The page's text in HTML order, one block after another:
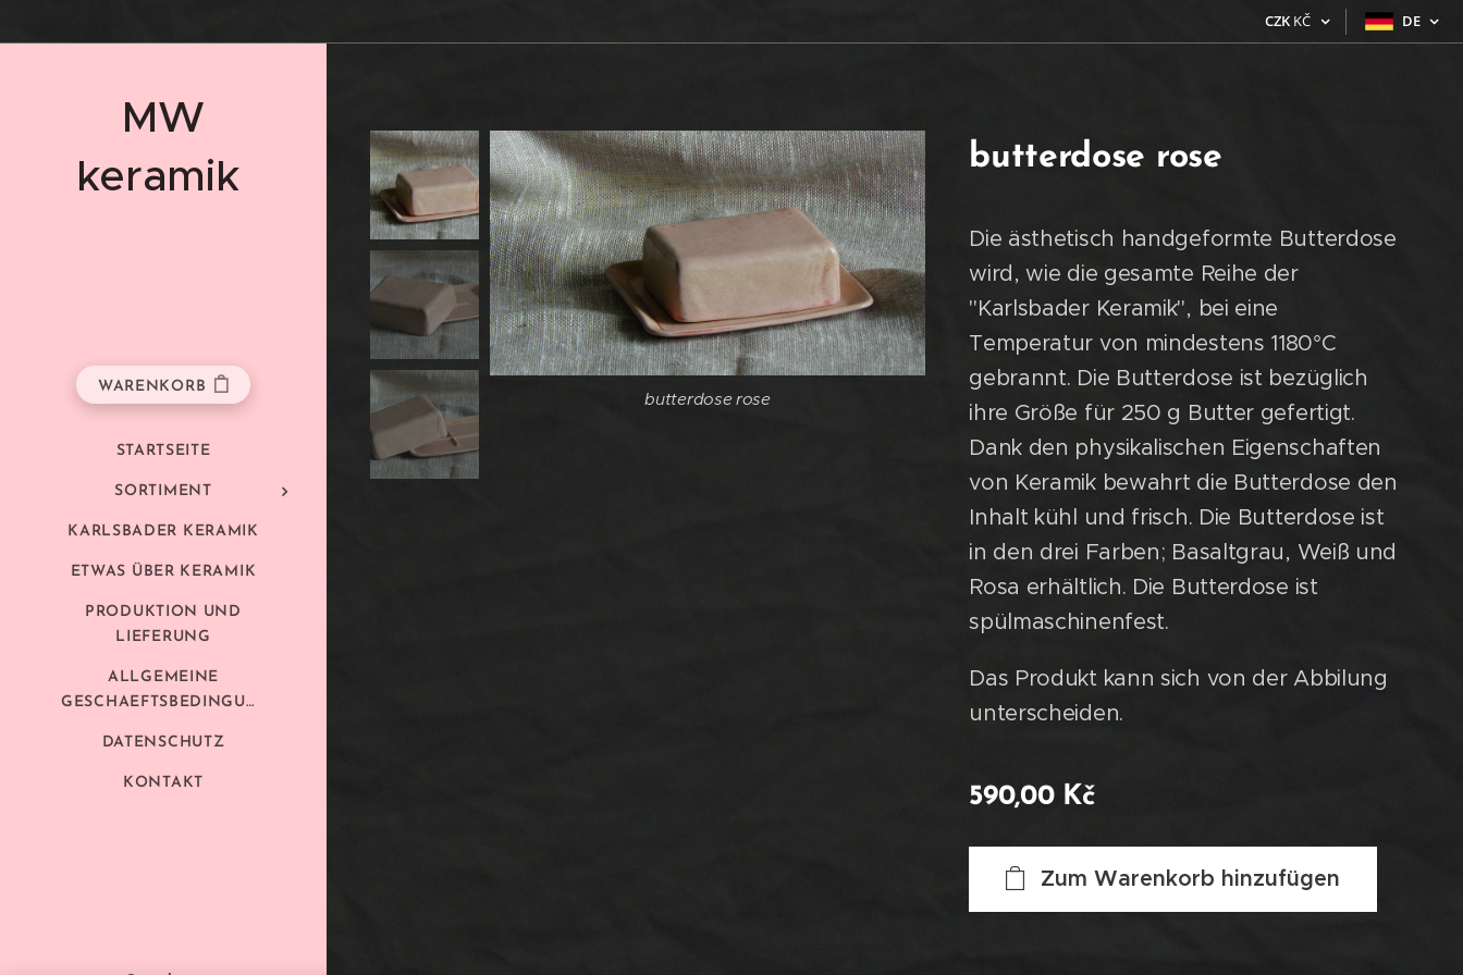
CZK KČ DE
MW
keramik
WARENKORB
STARTSEITE
SORTIMENT
KARLSBADER KERAMIK
ETWAS ÜBER KERAMIK
PRODUKTION UND
LIEFERUNG
ALLGEMEINE
GESCHAEFTSBEDINGUNGEN
DATENSCHUTZ
KONTAKT
butterdose rose
butterdose rose
butterdose rose
butterdose rose
Die ästhetisch handgeformte Butterdose
wird, wie die gesamte Reihe der
"Karlsbader Keramik", bei eine
Temperatur von mindestens 1180°C
gebrannt. Die Butterdose ist bezüglich
ihre Größe für 250 g Butter gefertigt.
Dank den physikalischen Eigenschaften
von Keramik bewahrt die Butterdose den
Inhalt kühl und frisch. Die Butterdose ist
in den drei Farben; Basaltgrau, Weiß und
Rosa erhältlich. Die Butterdose ist
spülmaschinenfest.
Das Produkt kann sich von der Abbilung
unterscheiden.
590,00Kč
Zum Warenkorb hinzufügen